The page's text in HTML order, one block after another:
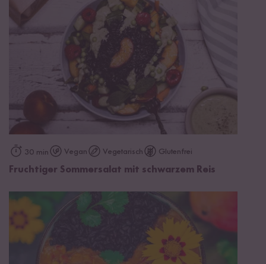
30 min Vegan Vegetarisch Glutenfrei
Fruchtiger Sommersalat mit schwarzem Reis